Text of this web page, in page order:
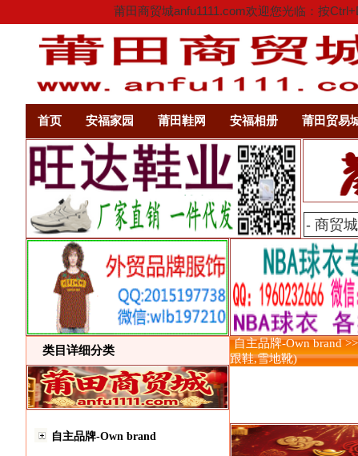
莆田商贸城anfu1111.com欢迎您光临：按
首页 安福家园 莆田鞋网 安福相册 莆田贸易
类目详细分类
自主品牌-Own brand
自主品牌-Own brand
跟鞋,雪地靴)